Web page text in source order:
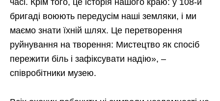
часі. Крім того, це історія нашого краю: у 108-й
бригаді воюють передусім наші земляки, і ми
маємо знати їхній шлях. Це перетворення
руйнування на творення: Мистецтво як спосіб
пережити біль і зафіксувати надію», –
співробітники музею.